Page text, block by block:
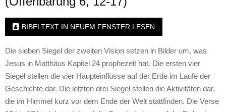
BIBELTEXT IN NEUEM FENSTER LESEN
Die sieben Siegel der zweiten Vision setzen in Bilder um, was
Jesus in Matthäus Kapitel 24 prophezeit hat. Die ersten vier
Siegel stellen die vier Haupteinflüsse auf der Erde im Laufe der
Geschichte dar. Die letzten drei Siegel stellen die Aktivitäten dar,
die im Himmel kurz vor dem Ende der Welt stattfinden. Die Verse